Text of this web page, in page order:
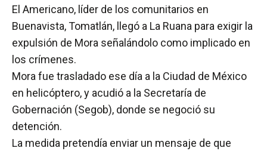
El Americano, líder de los comunitarios en
Buenavista, Tomatlán, llegó a La Ruana para exigir la
expulsión de Mora señalándolo como implicado en
los crímenes.
Mora fue trasladado ese día a la Ciudad de México
en helicóptero, y acudió a la Secretaría de
Gobernación (Segob), donde se negoció su
detención.
La medida pretendía enviar un mensaje de que